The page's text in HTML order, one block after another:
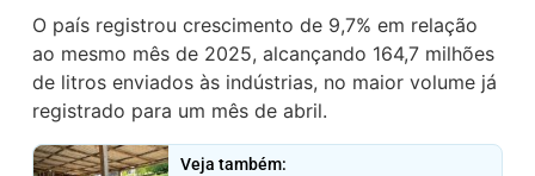
O país registrou crescimento de 9,7% em relação
ao mesmo mês de 2025, alcançando 164,7 milhões
de litros enviados às indústrias, no maior volume já
registrado para um mês de abril.
Veja também: